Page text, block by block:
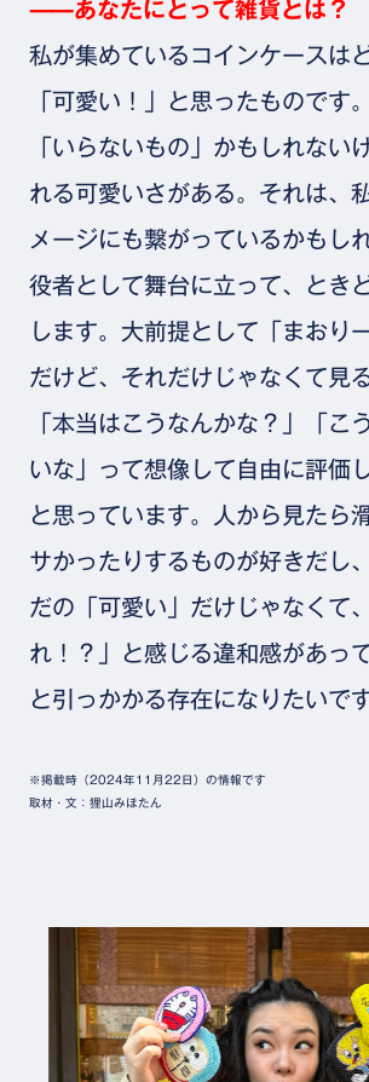
⸺あなたにとって雑貨とは？
私が集めているコインケースは
「可愛い！」と思ったものです
「いらないもの」かもしれない
れる可愛いさがある。それは、
メージにも繋がっているかもし
役者として舞台に立って、とき
します。大前提として「まおり
だけど、それだけじゃなくて見
「本当はこうなんかな？」「こ
いな」って想像して自由に評価
と思っています。人から見たら
サかったりするものが好きだし
だの「可愛い」だけじゃなくて
れ！？」と感じる違和感があっ
と引っかかる存在になりたいです
※掲載時（2024年11月22日）の情報です
取材・文：狸山みほたん